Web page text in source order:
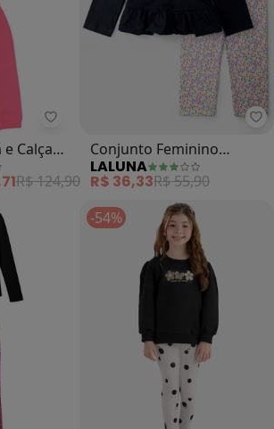
Bee Loop - Conjunto Jaqueta e
Calça
R$ 124,90
Conjunto Feminino
Capybara (Preto)
LALUNA
R$ 36,33R$ 55,90
-54%